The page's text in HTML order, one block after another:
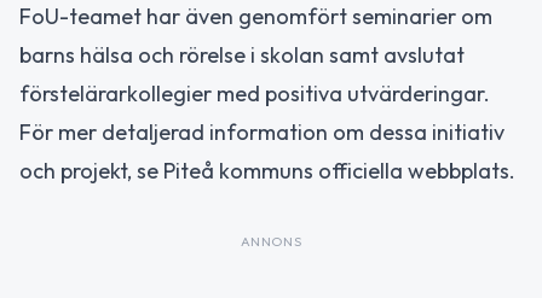
FoU-teamet har även genomfört seminarier om
barns hälsa och rörelse i skolan samt avslutat
förstelärarkollegier med positiva utvärderingar.
För mer detaljerad information om dessa initiativ
och projekt, se Piteå kommuns officiella webbplats.
ANNONS